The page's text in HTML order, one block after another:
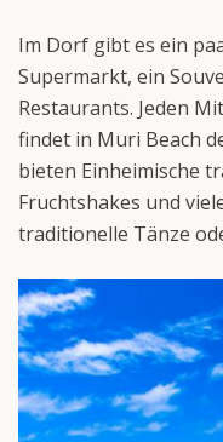
Im Dorf gibt es ein
Supermarkt, ein
Restaurants. Jeden
findet in Muri Beach
bieten Einheimische
Fruchtshakes und
traditionelle Tänze